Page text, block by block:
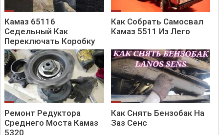
Камаз 65116
Седельный Как
Переключать Коробку
Передач
Как Собрать Самосвал
Камаз 5511 Из Лего
Ремонт Редуктора
Среднего Моста Камаз
5320
Как Снять Бензобак На
Заз Сенс